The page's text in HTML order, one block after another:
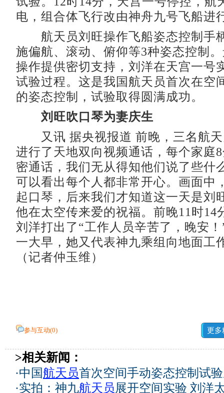
电，组合体飞行改由神舟九号飞船进
航天员刘旺操作飞船姿态控制手
施偏航、滚动、俯仰等3种姿态控制
操作提供密切支持，刘洋在天宫一号
试验过程。这是我国航天员首次在空
的姿态控制，试验取得圆满成功。
刘旺吹口琴为妻庆生
又讯 据央视报道 前晚，三名航天
进行了天地双向视频通话，每个家庭
密通话，我们无从得知他们说了些什
可以看出每个人都非常开心。画面中
起口琴，后来我们才知道这一天是刘
他在太空传来爱的祝福。前晚11时14
刘洋打出了“工作人员辛苦了，晚安
一大早，她又代表神九乘组向地面工
（记者仲玉维）
参与互动(0) 更多
>相关新闻：
·中国航天员首次空间手动姿态控制试
·实拍：神九航天员展开空间实验 刘洋